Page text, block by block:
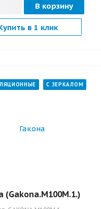
В корзину
в 1 клик
С ЗЕРКАЛОМ
(Gakona.M100M.1.)